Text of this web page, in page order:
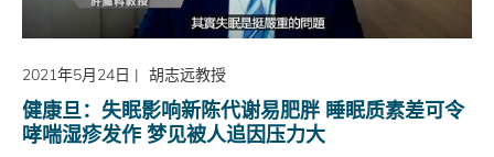
2021年5月24日 | 胡志远教授
健康旦：失眠影响新陈代谢易肥胖 睡眠质素差可令
哮喘湿疹发作 梦见被人追因压力大